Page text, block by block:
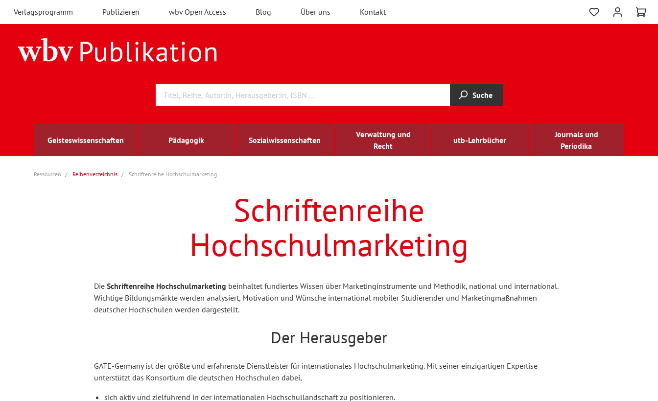
Verlagsprogramm Publizieren wbv Open Access Blog Über uns Kontakt
Suche
Geisteswissenschaften Pädagogik Sozialwissenschaften
Verwaltung und
Recht
utb-Lehrbücher
Journals und
Periodika
Archäologie Architektur
Kulturelle Bildung
Tanz und Theater
Berufs- und Wirtschaftspädagogik
Frühkindliche Bildung
Sonderpädagogik
Arbeitsmarktforschung Bildungsforschung
Kinder- und Jugendforschung
Schul- und Unterrichtsforschung Schreibwissenschaft
Außenwirtschaft Kirchenrecht
Passrecht
berufsbildung
dvb forum
Hessische Blätter für Volksbildung IAB-Forum
Ressourcen Reihenverzeichnis Schriftenreihe Hochschulmarketing
Schriftenreihe
Hochschulmarketing
Die Schriftenreihe Hochschulmarketing beinhaltet fundiertes Wissen über Marketinginstrumente und Methodik, national und international.
Wichtige Bildungsmärkte werden analysiert, Motivation und Wünsche international mobiler Studierender und Marketingmaßnahmen
deutscher Hochschulen werden dargestellt.
Der Herausgeber
GATE-Germany ist der größte und erfahrenste Dienstleister für internationales Hochschulmarketing. Mit seiner einzigartigen Expertise
unterstützt das Konsortium die deutschen Hochschulen dabei,
sich aktiv und zielführend in der internationalen Hochschullandschaft zu positionieren.